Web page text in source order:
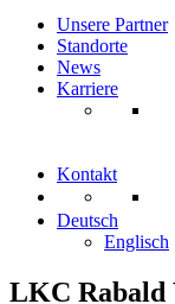
Unsere Partner
Standorte
News
Karriere
Kontakt
Deutsch
Englisch
LKC Rabald